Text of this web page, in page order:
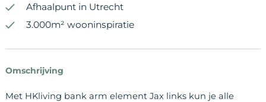
Afhaalpunt in Utrecht
3.000m² wooninspiratie
Omschrijving
Met HKliving bank arm element Jax links kun je alle